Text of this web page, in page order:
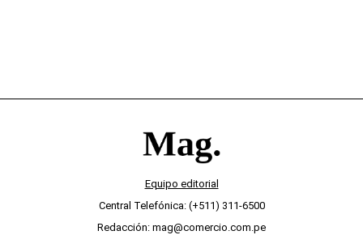
Equipo editorial
Central Telefónica: (+511) 311-6500
Redacción: mag@comercio.com.pe